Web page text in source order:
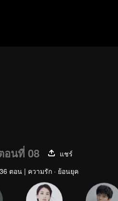
อนที่ 08
แชร์
ตอน | ความรัก · ย้อนยุค